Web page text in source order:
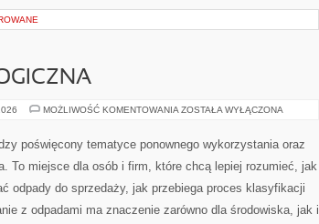
MOŻLIWOŚĆ KOMENTOWANIA EDUKACJA
ZOSTAŁA WYŁĄCZONA
poświęcony tematyce ponownego wykorzystania oraz
To miejsce dla osób i firm, które chcą lepiej rozumieć, jak
odpady do sprzedaży, jak przebiega proces klasyfikacji
z odpadami ma znaczenie zarówno dla środowiska, jak i